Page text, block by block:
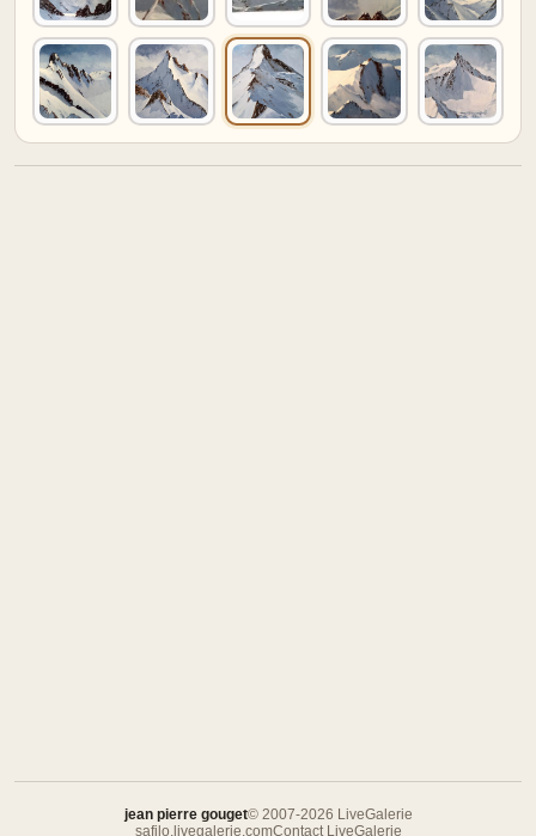
jean pierre gouget© 2007-2026 LiveGalerie
safilo.livegalerie.comContact LiveGalerie